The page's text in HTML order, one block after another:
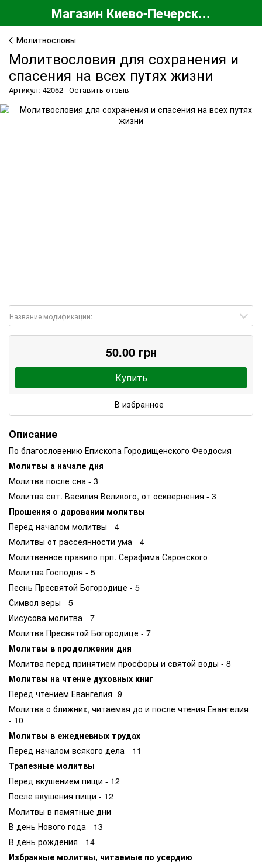
Магазин Киево-Печерской Лавры
Молитвословы
Молитвословия для сохранения и
спасения на всех путях жизни
Артикул: 42052 Оставить отзыв
Название модификации:
50.00 грн
Купить
В избранное
Описание
По благословению Епископа Городищенского Феодосия
Молитвы а начале дня
Молитва после сна - 3
Молитва свт. Василия Великого, от осквернения - 3
Прошения о даровании молитвы
Перед началом молитвы - 4
Молитвы от рассеянности ума - 4
Молитвенное правило прп. Серафима Саровского
Молитва Господня - 5
Песнь Пресвятой Богородице - 5
Символ веры - 5
Иисусова молитва - 7
Молитва Пресвятой Богородице - 7
Молитвы в продолжении дня
Молитва перед принятием просфоры и святой воды - 8
Молитвы на чтение духовных книг
Перед чтением Евангелия- 9
Молитва о ближних, читаемая до и после чтения Евангелия
- 10
Молитвы в ежедневных трудах
Перед началом всякого дела - 11
Трапезные молитвы
Перед вкушением пищи - 12
После вкушения пищи - 12
Молитвы в памятные дни
В день Нового года - 13
В день рождения - 14
Избранные молитвы, читаемые по усердию